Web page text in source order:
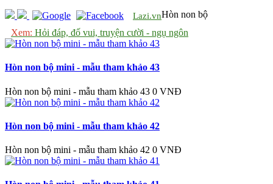
Lazi.vn
Xem: Hỏi đáp, đố vui, truyện cười - ngụ ngôn
Hòn non bộ
Hòn non bộ mini - mẫu tham khảo 43
Hòn non bộ mini - mẫu tham khảo 43 0 VNĐ
Hòn non bộ mini - mẫu tham khảo 42
Hòn non bộ mini - mẫu tham khảo 42 0 VNĐ